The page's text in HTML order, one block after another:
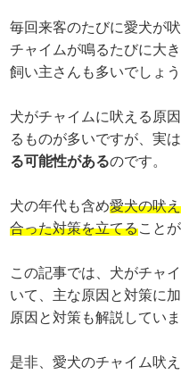
毎回来客のたびに愛犬が
チャイムが鳴るたびに大
飼い主さんも多いでしょう
犬がチャイムに吠える原
るものが多いですが、実は
る可能性があるのです。
犬の年代も含め愛犬の吠
合った対策を立てること
この記事では、犬がチャ
いて、主な原因と対策に
原因と対策も解説していま
是非、愛犬のチャイム吠